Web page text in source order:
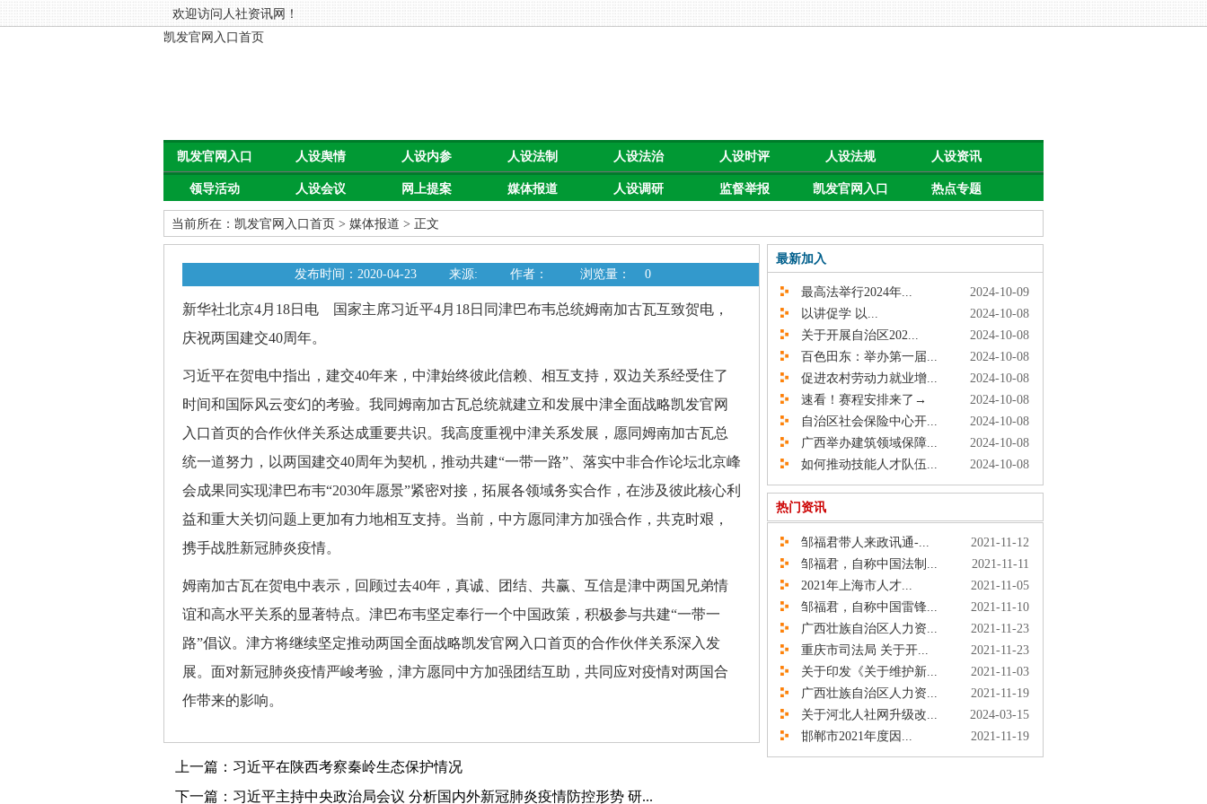
欢迎访问人社资讯网！
凯发官网入口首页
凯发官网入口
首页
人设舆情 人设内参 人设法制 人设法治 人设时评 人设法规 人设资讯
领导活动 人设会议 网上提案 媒体报道 人设调研 监督举报 凯发官网入口 热点专题
当前所在： 凯发官网入口首页 > 媒体报道 > 正文
发布时间：2020-04-23 来源: 作者： 浏览量： 0
新华社北京4月18日电 国家主席习近平4月18日同津巴布韦总统姆南加古瓦互致贺电，
庆祝两国建交40周年。
习近平在贺电中指出，建交40年来，中津始终彼此信赖、相互支持，双边关系经受住了
时间和国际风云变幻的考验。我同姆南加古瓦总统就建立和发展中津全面战略凯发官网
入口首页的合作伙伴关系达成重要共识。我高度重视中津关系发展，愿同姆南加古瓦总
统一道努力，以两国建交40周年为契机，推动共建“一带一路”、落实中非合作论坛北京峰
会成果同实现津巴布韦“2030年愿景”紧密对接，拓展各领域务实合作，在涉及彼此核心利
益和重大关切问题上更加有力地相互支持。当前，中方愿同津方加强合作，共克时艰，
携手战胜新冠肺炎疫情。
姆南加古瓦在贺电中表示，回顾过去40年，真诚、团结、共赢、互信是津中两国兄弟情
谊和高水平关系的显著特点。津巴布韦坚定奉行一个中国政策，积极参与共建“一带一
路”倡议。津方将继续坚定推动两国全面战略凯发官网入口首页的合作伙伴关系深入发
展。面对新冠肺炎疫情严峻考验，津方愿同中方加强团结互助，共同应对疫情对两国合
作带来的影响。
上一篇：习近平在陕西考察秦岭生态保护情况
下一篇：习近平主持中央政治局会议 分析国内外新冠肺炎疫情防控形势 研...
最新加入
最高法举行2024年...
2024-10-09
以讲促学 以...
2024-10-08
关于开展自治区202...
2024-10-08
百色田东：举办第一届...
2024-10-08
促进农村劳动力就业增...
2024-10-08
速看！赛程安排来了→
2024-10-08
自治区社会保险中心开...
2024-10-08
广西举办建筑领域保障...
2024-10-08
如何推动技能人才队伍...
2024-10-08
热门资讯
邹福君带人来政讯通-...
2021-11-12
邹福君，自称中国法制...
2021-11-11
2021年上海市人才...
2021-11-05
邹福君，自称中国雷锋...
2021-11-10
广西壮族自治区人力资...
2021-11-23
重庆市司法局 关于开...
2021-11-23
关于印发《关于维护新...
2021-11-03
广西壮族自治区人力资...
2021-11-19
关于河北人社网升级改...
2024-03-15
邯郸市2021年度因...
2021-11-19